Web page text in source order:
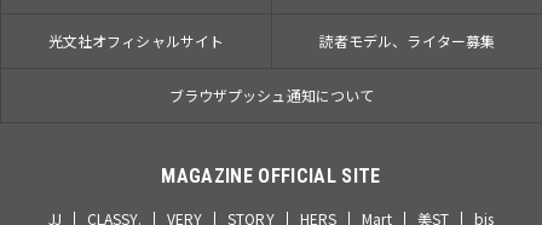
光文社オフィシャルサイト 読者モデル、ライター募集
ブラウザプッシュ通知について
MAGAZINE OFFICIAL SITE
JJ CLASSY. VERY STORY HERS Mart 美ST bis